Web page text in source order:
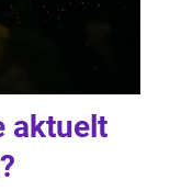
aktuelt